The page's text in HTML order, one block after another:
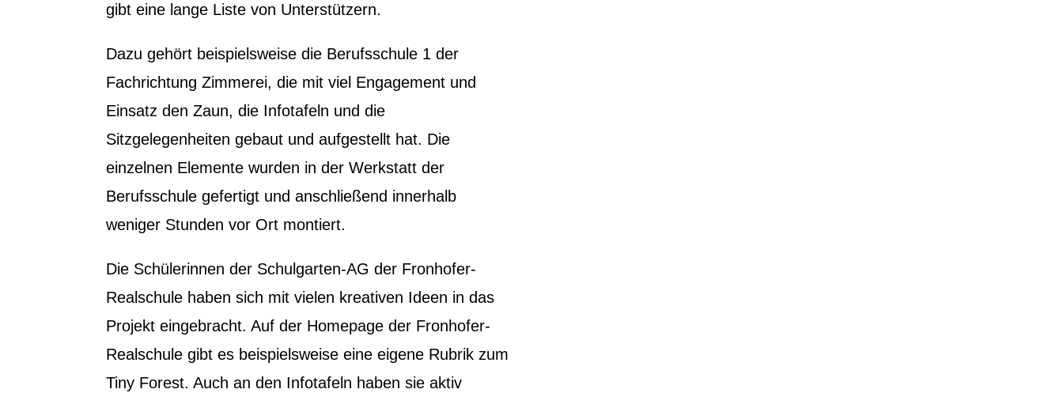
gibt eine lange Liste von Unterstützern.
Dazu gehört beispielsweise die Berufsschule 1 der
Fachrichtung Zimmerei, die mit viel Engagement und
Einsatz den Zaun, die Infotafeln und die
Sitzgelegenheiten gebaut und aufgestellt hat. Die
einzelnen Elemente wurden in der Werkstatt der
Berufsschule gefertigt und anschließend innerhalb
weniger Stunden vor Ort montiert.
Die Schülerinnen der Schulgarten-AG der Fronhofer-
Realschule haben sich mit vielen kreativen Ideen in das
Projekt eingebracht. Auf der Homepage der Fronhofer-
Realschule gibt es beispielsweise eine eigene Rubrik zum
Tiny Forest. Auch an den Infotafeln haben sie aktiv